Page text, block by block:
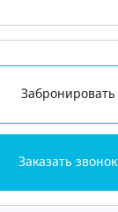
Забронировать
Заказать звонок